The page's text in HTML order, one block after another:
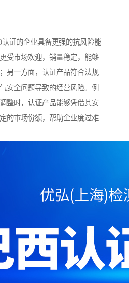
证的企业具备更强的抗风险能
受市场欢迎，销量稳定，能够
另一方面，认证产品符合法规
安全问题导致的经营风险。例
整时，认证产品能够凭借其安
的市场份额，帮助企业度过难